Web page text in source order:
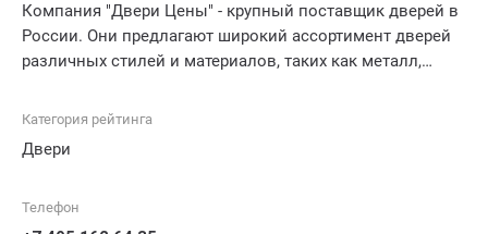
Компания "Двери Цены" - крупный поставщик дверей в
России. Они предлагают широкий ассортимент дверей
различных стилей и материалов, таких как металл,
предоставляет услуги по изготовлению и установке
запчастей. Все изделия высокого качества и доступны
Категория рейтинга
Двери
Телефон